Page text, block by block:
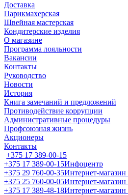
Доставка
Парикмахерская
Швейная мастерская
Кондитерские изделия
О магазине
Программа лояльности
Вакансии
Контакты
Руководство
Новости
История
Книга замечаний и предложений
Противодействие коррупции
Административные процедуры
Профсоюзная жизнь
Акционеры
Контакты
+375 17 389-00-15
+375 17 389-00-15Инфоцентр
+375 29 760-00-35Интернет-
+375 25 760-00-05Интернет-
+375 17 389-48-18Интернет-магазин